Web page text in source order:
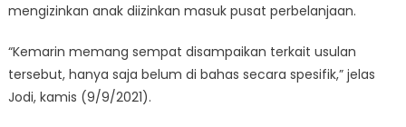
mengizinkan anak diizinkan masuk pusat perbelanjaan.
“Kemarin memang sempat disampaikan terkait usulan
tersebut, hanya saja belum di bahas secara spesifik,” jelas
Jodi, kamis (9/9/2021).